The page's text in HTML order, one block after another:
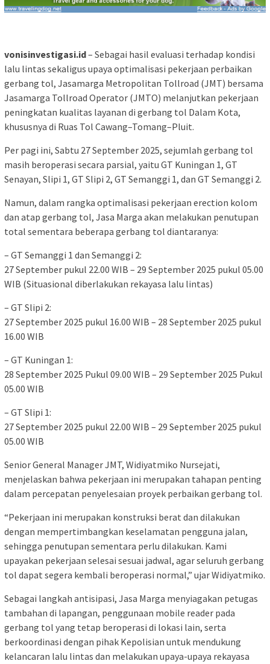
vonisinvestigasi.id– Sebagai hasil evaluasi terhadap kondisi
lalu lintas sekaligus upaya optimalisasi pekerjaan perbaikan
gerbang tol, Jasamarga Metropolitan Tollroad (JMT) bersama
Jasamarga Tollroad Operator (JMTO) melanjutkan pekerjaan
peningkatan kualitas layanan di gerbang tol Dalam Kota,
khususnya di Ruas Tol Cawang–Tomang–Pluit.
Per pagi ini, Sabtu 27 September 2025, sejumlah gerbang tol
masih beroperasi secara parsial, yaitu GT Kuningan 1, GT
Senayan, Slipi 1, GT Slipi 2, GT Semanggi 1, dan GT Semanggi 2.
Namun, dalam rangka optimalisasi pekerjaan erection kolom
dan atap gerbang tol, Jasa Marga akan melakukan penutupan
total sementara beberapa gerbang tol diantaranya:
– GT Semanggi 1 dan Semanggi 2:
27 September pukul 22.00 WIB – 29 September 2025 pukul 05.00
WIB (Situasional diberlakukan rekayasa lalu lintas)
– GT Slipi 2:
27 September 2025 pukul 16.00 WIB – 28 September 2025 pukul
16.00 WIB
– GT Kuningan 1:
28 September 2025 Pukul 09.00 WIB – 29 September 2025 Pukul
05.00 WIB
– GT Slipi 1:
27 September 2025 pukul 22.00 WIB – 29 September 2025 pukul
05.00 WIB
Senior General Manager JMT, Widiyatmiko Nursejati,
menjelaskan bahwa pekerjaan ini merupakan tahapan penting
dalam percepatan penyelesaian proyek perbaikan gerbang tol.
“Pekerjaan ini merupakan konstruksi berat dan dilakukan
dengan mempertimbangkan keselamatan pengguna jalan,
sehingga penutupan sementara perlu dilakukan. Kami
upayakan pekerjaan selesai sesuai jadwal, agar seluruh gerbang
tol dapat segera kembali beroperasi normal,” ujar Widiyatmiko.
Sebagai langkah antisipasi, Jasa Marga menyiagakan petugas
tambahan di lapangan, penggunaan mobile reader pada
gerbang tol yang tetap beroperasi di lokasi lain, serta
berkoordinasi dengan pihak Kepolisian untuk mendukung
kelancaran lalu lintas dan melakukan upaya-upaya rekayasa